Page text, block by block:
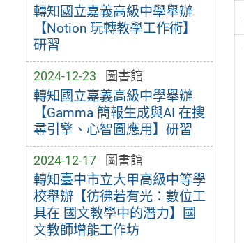
轉知國立嘉義高級中學舉辦
【Notion 玩轉教學工作術】
研習
2024-12-23 圖書館
轉知國立嘉義高級中學舉辦
【Gamma 簡報生成與AI 在搜
尋引擎、心智圖應用】研習
2024-12-17 圖書館
轉知臺中市立大甲高級中等學
校舉辦【彷彿若有光：數位工
具在 國文教學中的潛力】國
文教師增能工作坊